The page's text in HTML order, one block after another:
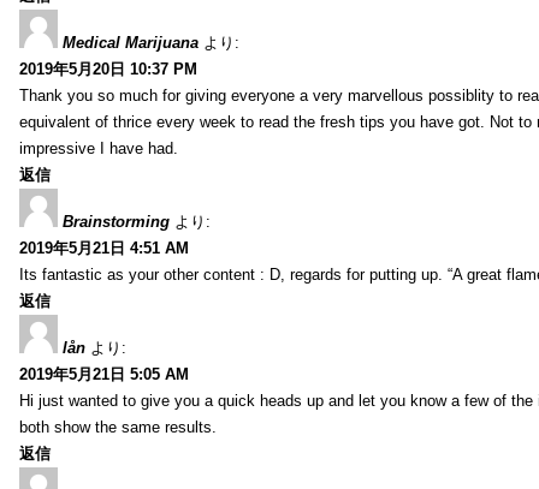
Medical Marijuana より:
2019年5月20日 10:37 PM
Thank you so much for giving everyone a very marvellous possiblity to
equivalent of thrice every week to read the fresh tips you have got. Not
impressive I have had.
返信
Brainstorming より:
2019年5月21日 4:51 AM
Its fantastic as your other content : D, regards for putting up. “A great
返信
lån より:
2019年5月21日 5:05 AM
Hi just wanted to give you a quick heads up and let you know a few of
both show the same results.
返信